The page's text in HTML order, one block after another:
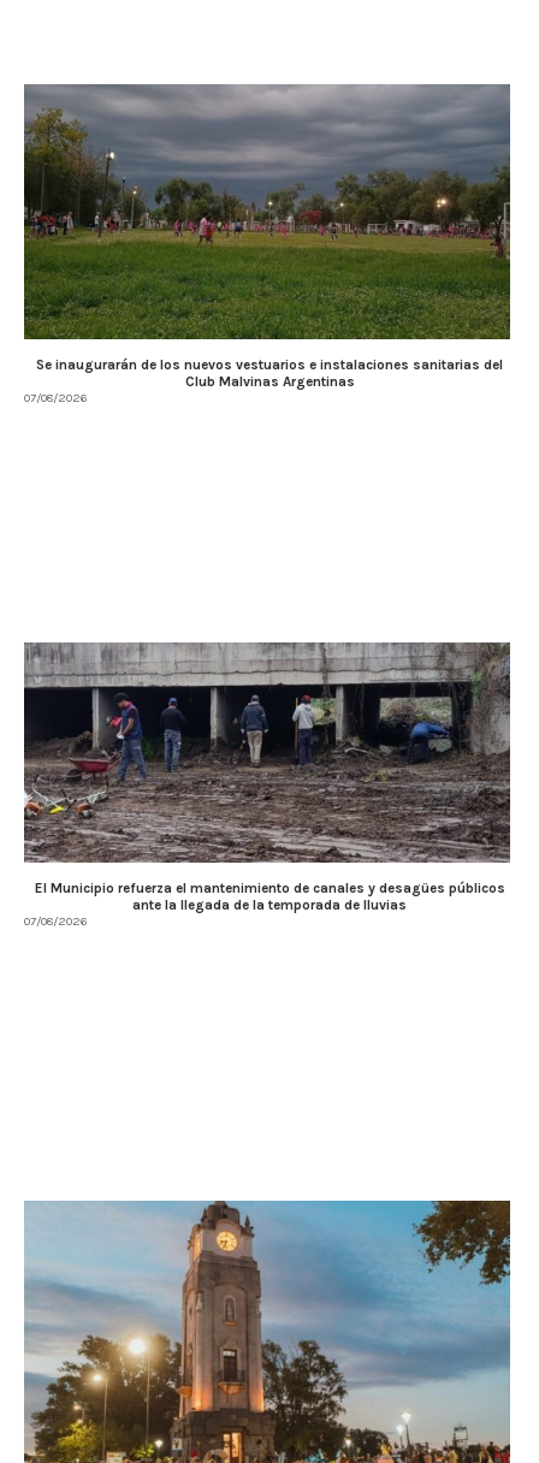
Se inaugurarán de los nuevos vestuarios e instalaciones sanitarias del
Club Malvinas Argentinas
07/08/2026
El Municipio refuerza el mantenimiento de canales y desagües públicos
ante la llegada de la temporada de lluvias
07/08/2026